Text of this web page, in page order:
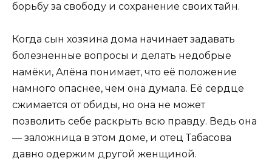
борьбу за свободу и сохранение своих тайн.
Когда сын хозяина дома начинает задавать
болезненные вопросы и делать недобрые
намёки, Алёна понимает, что её положение
намного опаснее, чем она думала. Её сердце
сжимается от обиды, но она не может
позволить себе раскрыть всю правду. Ведь она
— заложница в этом доме, и отец Табасова
давно одержим другой женщиной.